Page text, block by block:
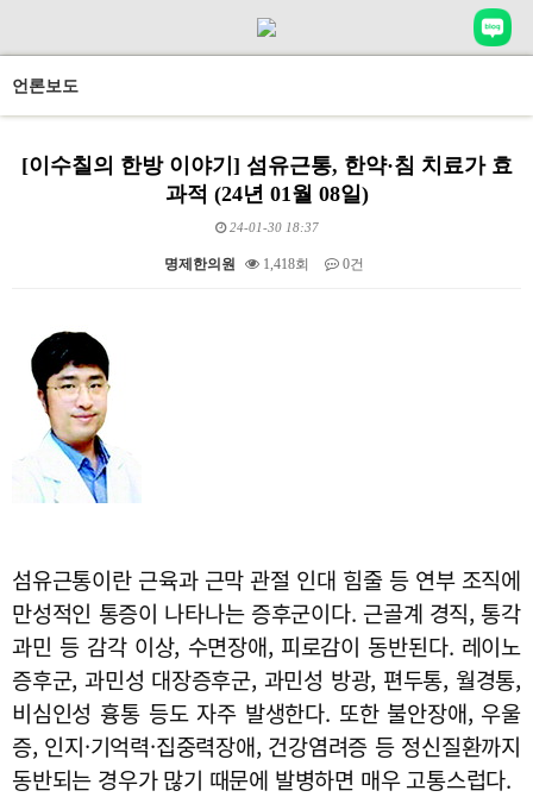
언론보도
[이수칠의 한방 이야기] 섬유근통, 한약·침 치료가 효
과적 (24년 01월 08일)
24-01-30 18:37
명제한의원 1,418회 0건
섬유근통이란 근육과 근막 관절 인대 힘줄 등 연부 조직에
만성적인 통증이 나타나는 증후군이다. 근골계 경직, 통각
과민 등 감각 이상, 수면장애, 피로감이 동반된다. 레이노
증후군, 과민성 대장증후군, 과민성 방광, 편두통, 월경통,
비심인성 흉통 등도 자주 발생한다. 또한 불안장애, 우울
증, 인지·기억력·집중력장애, 건강염려증 등 정신질환까지
동반되는 경우가 많기 때문에 발병하면 매우 고통스럽다.